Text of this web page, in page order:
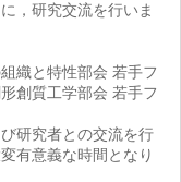
，研究交流を行いま
織と特性部会 若手フ
創質工学部会 若手フ
究者との交流を行
有意義な時間となり